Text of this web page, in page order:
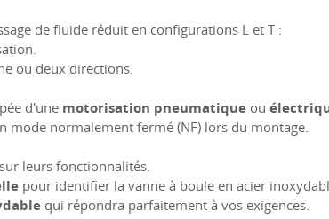
de fluide réduit en configurations L et T :
ou deux directions.
d'unemotorisation pneumatiqueou
mode normalement fermé (NF) lors du montage.
leurs fonctionnalités.
pour identifier la vanne à boule en acier
qui répondra parfaitement à vos exigences.